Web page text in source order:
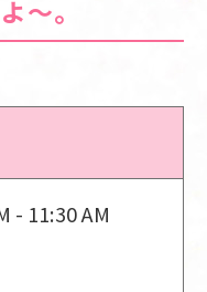
～。
- 11:30 AM